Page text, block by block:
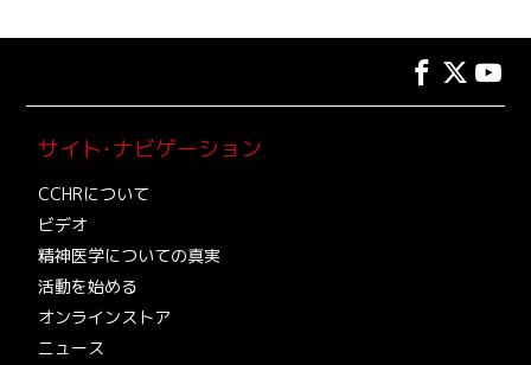
サイト･ナビゲーション
CCHRについて
ビデオ
精神医学についての真実
活動を始める
オンラインストア
ニュース